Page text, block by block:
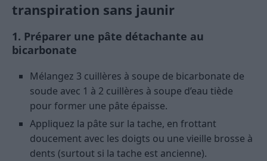
transpiration sans jaunir
1. Préparer une pâte détachante au
bicarbonate
Mélangez 3 cuillères à soupe de bicarbonate de
soude avec 1 à 2 cuillères à soupe d’eau tiède
pour former une pâte épaisse.
Appliquez la pâte sur la tache, en frottant
doucement avec les doigts ou une vieille brosse à
dents (surtout si la tache est ancienne).